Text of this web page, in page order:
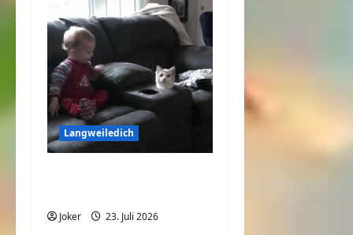
Langweiledich
Joker 23. Juli 2026